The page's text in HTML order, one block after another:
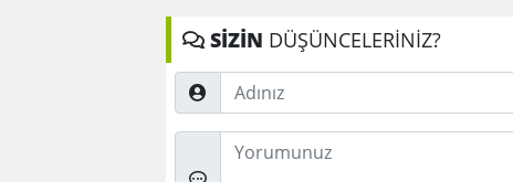
SİZİN DÜŞÜNCELERİNİZ?
Adınız
Düşünceleriniz